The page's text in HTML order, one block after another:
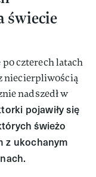
świecie
po czterech latach
niecierpliwością
nadszedł w
pojawiły się
świeżo
z ukochanym